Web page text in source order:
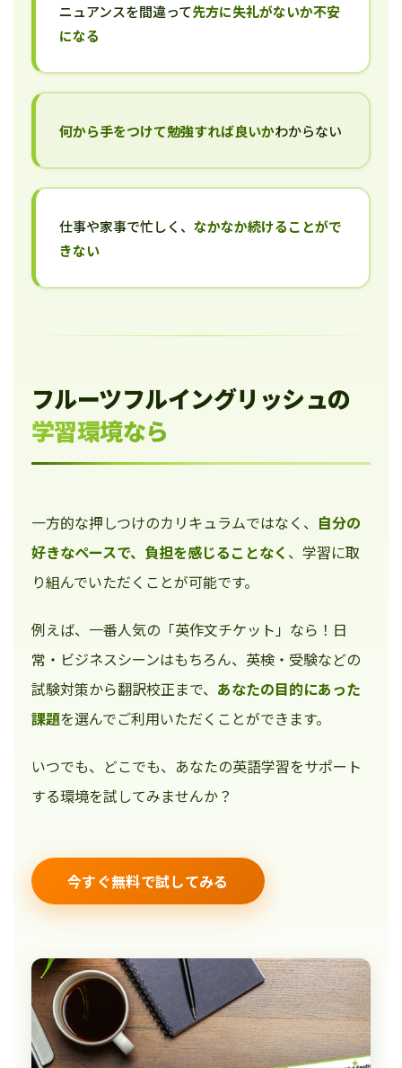
ニュアンスを間違って先方に失礼がないか不安
になる
何から手をつけて勉強すれば良いかわからない
仕事や家事で忙しく、 なかなか続けることがで
きない
フルーツフルイングリッシュの
学習環境なら
一方的な押しつけのカリキュラムではなく、 自分の
好きなペースで、負担を感じることなく 、学習に取
り組んでいただくことが可能です。
例えば、一番人気の「英作文チケット」なら！日
常・ビジネスシーンはもちろん、英検・受験などの
試験対策から翻訳校正まで、 あなたの目的にあった
課題を選んでご利用いただくことができます。
いつでも、どこでも、あなたの英語学習をサポート
する環境を試してみませんか？
今すぐ無料で試してみる